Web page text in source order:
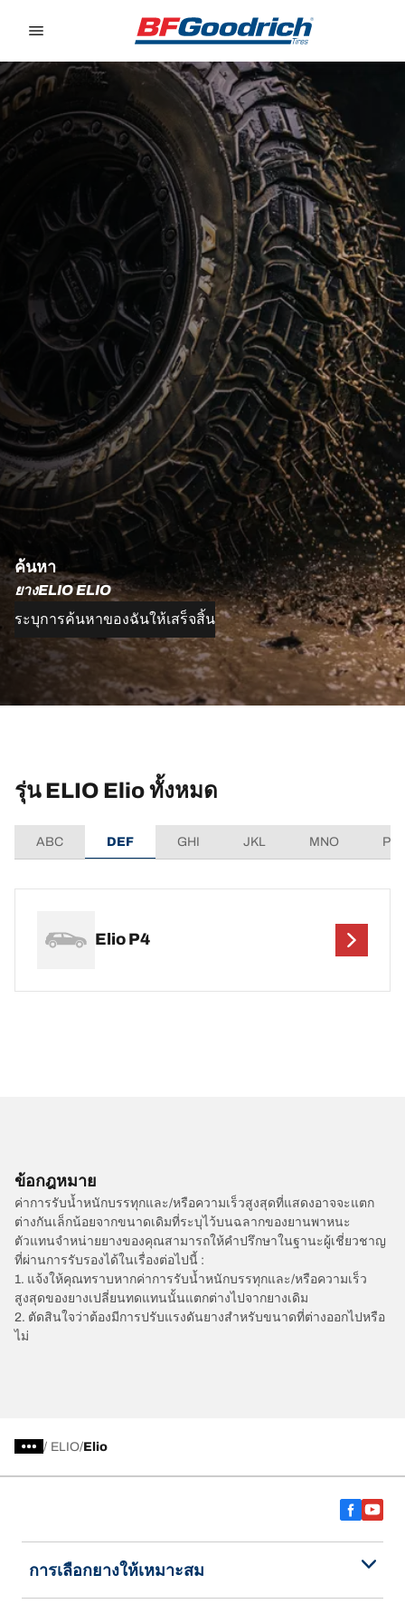
ค้นหา
ยางELIO ELIO
ระบุการค้นหาของฉันให้เสร็จสิ้น
รุ่น ELIO Elio ทั้งหมด
ABC DEF GHI JKL MNO
Elio P4
ข้อกฎหมาย
ค่าการรับน้ำหนักบรรทุกและ/หรือความเร็วสูงสุดที่แสดงอาจจะแตก
ต่างกันเล็กน้อยจากขนาดเดิมที่ระบุไว้บนฉลากของยานพาหนะ
ตัวแทนจำหน่ายยางของคุณสามารถให้คำปรึกษาในฐานะผู้เชี่ยวชาญ
ที่ผ่านการรับรองได้ในเรื่องต่อไปนี้ :
1. แจ้งให้คุณทราบหากค่าการรับน้ำหนักบรรทุกและ/หรือความเร็ว
สูงสุดของยางเปลี่ยนทดแทนนั้นแตกต่างไปจากยางเดิม
2. ตัดสินใจว่าต้องมีการปรับแรงดันยางสำหรับขนาดที่ต่างออกไปหรือ
ไม่
/ ELIO Elio
การเลือกยางให้เหมาะสม